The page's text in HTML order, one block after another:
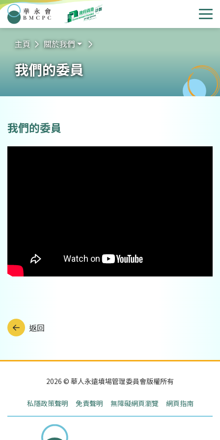
華永會 選
主頁 關於我們
我們的委員
我們的委員
返回
2026 © 華人永遠墳場管理委員會版權所有
私隱政策聲明 免責聲明 無障礙網頁瀏覽 網頁指南